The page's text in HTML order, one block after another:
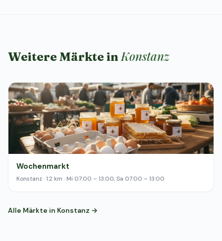
Weitere Märkte inKonstanz
Wochenmarkt
Konstanz · 1.2 km · Mi 07:00 – 13:00, Sa 07:00 – 13:00
Alle Märkte in Konstanz →